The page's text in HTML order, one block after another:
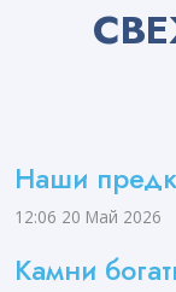
Наши
12:06 20 Май 2026
Камни